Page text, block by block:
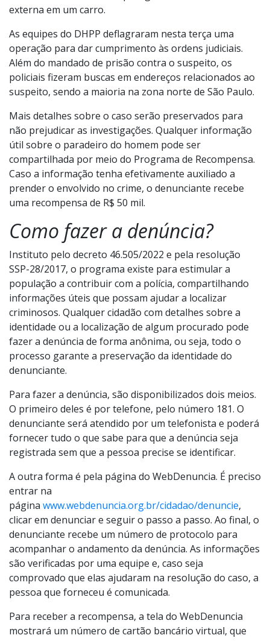
O suspeito, que foi preso em 2022 por tráfico de
viu a vítima seguindo em direção ao desembarque,
sinalizou aos atiradores que aguardavam na área
externa em um carro.
As equipes do DHPP deflagraram nesta terça uma
Além do mandado de prisão contra o suspeito, os
policiais fizeram buscas em endereços relacionados ao
suspeito, sendo a maioria na zona norte de São Paulo.
Mais detalhes sobre o caso serão preservados para
não prejudicar as investigações. Qualquer informação
útil sobre o paradeiro do homem pode ser
Caso a informação tenha efetivamente auxiliado a
prender o envolvido no crime, o denunciante recebe
uma recompensa de R$ 50 mil.
Como fazer a denúncia?
Instituto pelo decreto 46.505/2022 e pela resolução
SSP-28/2017, o programa existe para estimular a
população a contribuir com a polícia, compartilhando
informações úteis que possam ajudar a localizar
criminosos. Qualquer cidadão com detalhes sobre a
fazer a denúncia de forma anônima, ou seja, todo o
processo garante a preservação da identidade do
denunciante.
Para fazer a denúncia, são disponibilizados dois meios.
denunciante será atendido por um telefonista e poderá
fornecer tudo o que sabe para que a denúncia seja
registrada sem que a pessoa precise se identificar.
A outra forma é pela página do WebDenuncia. É preciso
entrar na
páginawww.webdenuncia.org.br/cidadao/denuncie
clicar em denunciar e seguir o passo a passo. Ao final, o
denunciante recebe um número de protocolo para
são verificadas por uma equipe e, caso seja
comprovado que elas ajudaram na resolução do caso, a